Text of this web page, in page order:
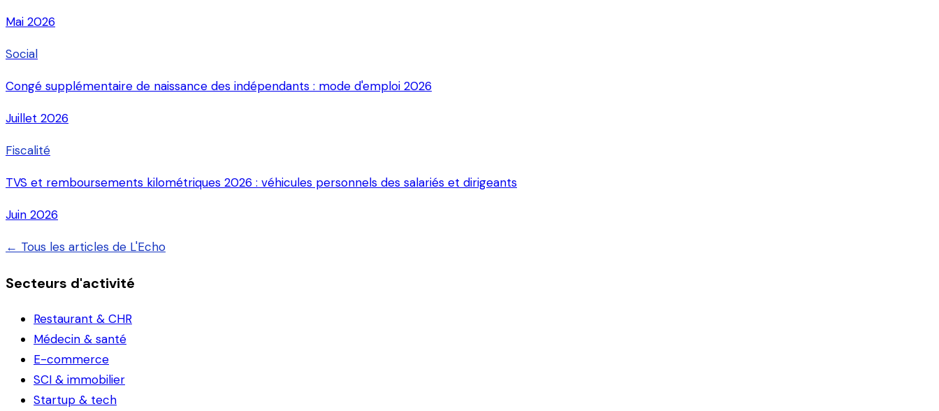
Mai 2026
Social
Congé supplémentaire de naissance des indépendants : mode d'emploi 2026
Juillet 2026
Fiscalité
TVS et remboursements kilométriques 2026 : véhicules personnels des salariés et dirigeants
Juin 2026
← Tous les articles de L'Echo
Secteurs d'activité
Restaurant & CHR
Médecin & santé
E-commerce
SCI & immobilier
Startup & tech